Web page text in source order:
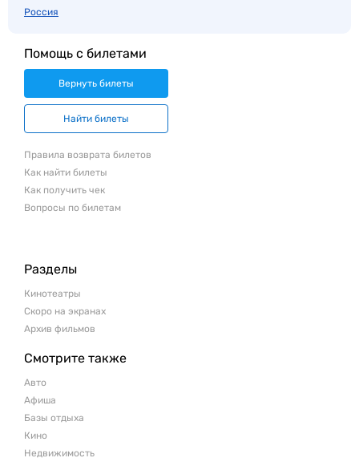
Россия
Помощь с билетами
Вернуть билеты
Найти билеты
Правила возврата билетов
Как найти билеты
Как получить чек
Вопросы по билетам
Разделы
Кинотеатры
Скоро на экранах
Архив фильмов
Смотрите также
Авто
Афиша
Базы отдыха
Кино
Недвижимость